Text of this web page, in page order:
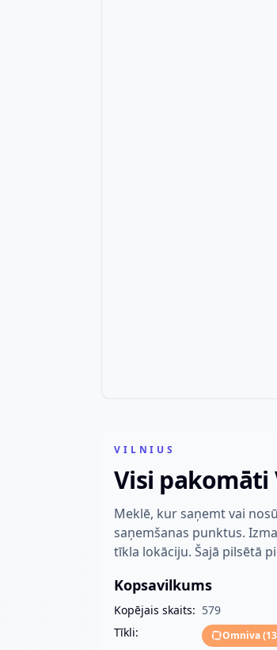
VILNIUS
Visi pakomāti
Meklē, kur saņemt vai
saņemšanas punktus.
tīkla lokāciju. Šajā pilsētā
Kopsavilkums
Kopējais skaits: 579
Tīkli:
Omniva(